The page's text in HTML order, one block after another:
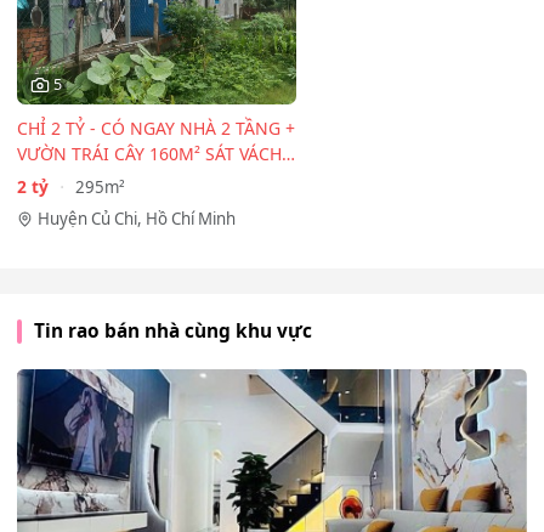
5
CHỈ 2 TỶ - CÓ NGAY NHÀ 2 TẦNG +
VƯỜN TRÁI CÂY 160M² SÁT VÁCH
TP.HCM!
2 tỷ
295m²
Huyện Củ Chi, Hồ Chí Minh
Tin rao bán nhà cùng khu vực